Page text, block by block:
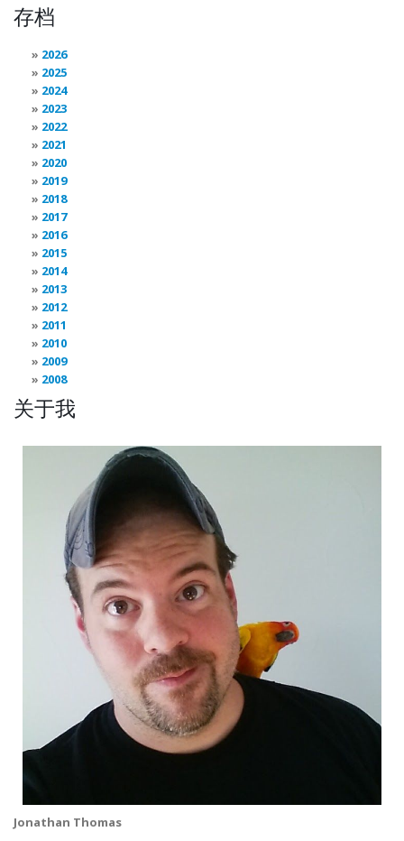
存档
2026
2025
2024
2023
2022
2021
2020
2019
2018
2017
2016
2015
2014
2013
2012
2011
2010
2009
2008
关于我
Jonathan Thomas